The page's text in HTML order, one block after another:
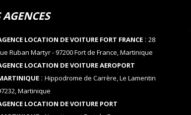
LOCATION DE VOITURE FORT FRANCE: 28
Ruban Martyr - 97200 Fort de France, Martinique
LOCATION DE VOITURE AEROPORT
: Hippodrome de Carrère, Le Lamentin
Martinique
LOCATION DE VOITURE PORT